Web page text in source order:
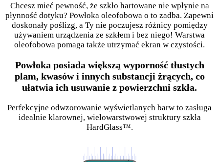
Chcesz mieć pewność, że szkło hartowane nie wpłynie na
płynność dotyku? Powłoka oleofobowa o to zadba. Zapewni
doskonały poślizg, a Ty nie poczujesz różnicy pomiędzy
używaniem urządzenia ze szkłem i bez niego! Warstwa
oleofobowa pomaga także utrzymać ekran w czystości.
Powłoka posiada większą wyporność tłustych
plam, kwasów i innych substancji żrących, co
ułatwia ich usuwanie z powierzchni szkła.
Perfekcyjne odwzorowanie wyświetlanych barw to zasługa
idealnie klarownej, wielowarstwowej struktury szkła
HardGlass™.